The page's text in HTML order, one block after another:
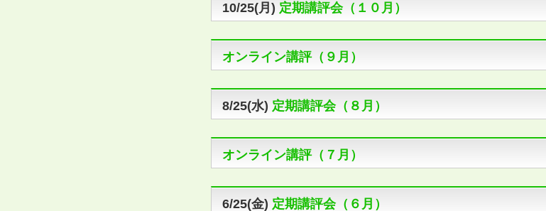
10/25(月) 定期講評会（１０月）
オンライン講評（９月）
8/25(水) 定期講評会（８月）
オンライン講評（７月）
6/25(金) 定期講評会（６月）